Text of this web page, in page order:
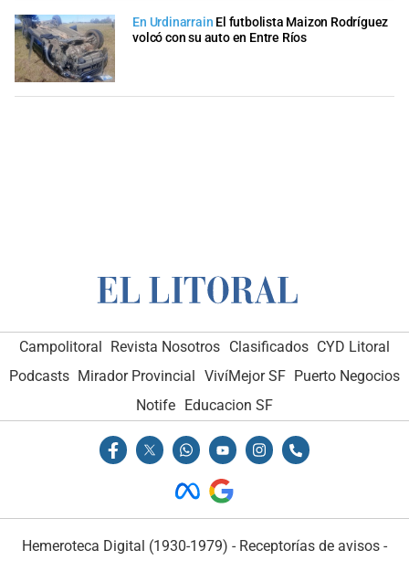
En Urdinarrain El futbolista Maizon Rodríguez
volcó con su auto en Entre Ríos
Campolitoral Revista Nosotros Clasificados CYD Litoral
Podcasts Mirador Provincial VivíMejor SF Puerto Negocios
Notife
Educacion SF
Hemeroteca Digital (1930-1979) - Receptorías de avisos -